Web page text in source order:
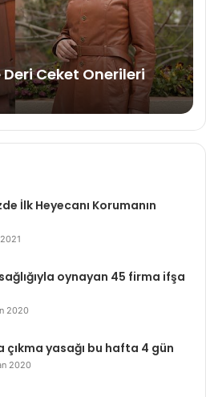
Ceket Onerileri
İlk Heyecanı Korumanın
oynayan 45 firma ifşa
2020
çıkma yasağı bu hafta 4 gün
2020